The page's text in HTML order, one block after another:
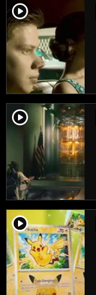
player2
player2
player2